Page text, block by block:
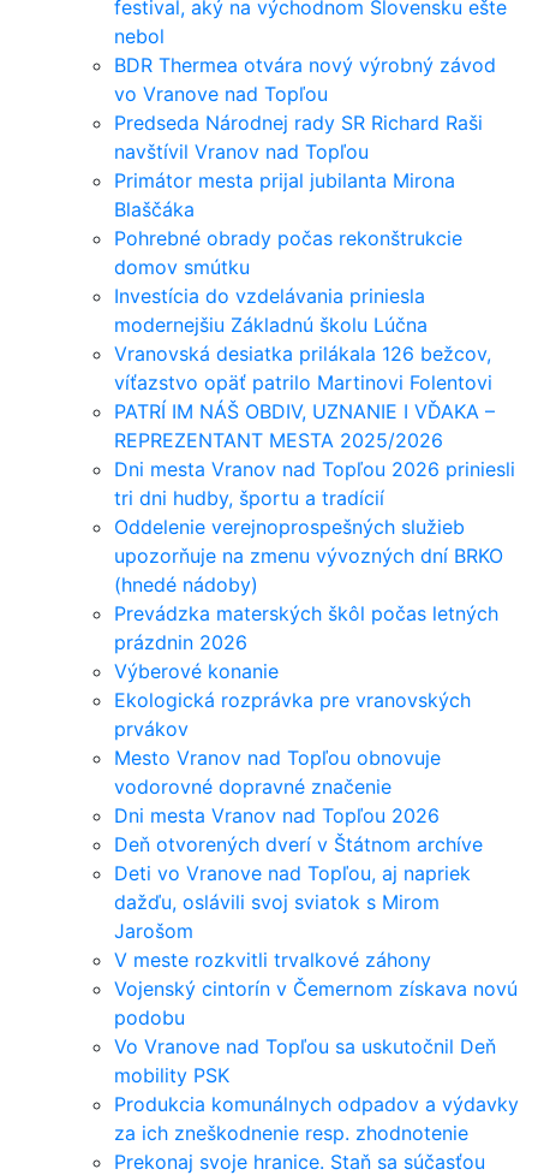
festival, aký na východnom Slovensku ešte
nebol
BDR Thermea otvára nový výrobný závod
vo Vranove nad Topľou
Predseda Národnej rady SR Richard Raši
navštívil Vranov nad Topľou
Primátor mesta prijal jubilanta Mirona
Blaščáka
Pohrebné obrady počas rekonštrukcie
domov smútku
Investícia do vzdelávania priniesla
modernejšiu Základnú školu Lúčna
Vranovská desiatka prilákala 126 bežcov,
víťazstvo opäť patrilo Martinovi Folentovi
PATRÍ IM NÁŠ OBDIV, UZNANIE I VĎAKA –
REPREZENTANT MESTA 2025/2026
Dni mesta Vranov nad Topľou 2026 priniesli
tri dni hudby, športu a tradícií
Oddelenie verejnoprospešných služieb
upozorňuje na zmenu vývozných dní BRKO
(hnedé nádoby)
Prevádzka materských škôl počas letných
prázdnin 2026
Výberové konanie
Ekologická rozprávka pre vranovských
prvákov
Mesto Vranov nad Topľou obnovuje
vodorovné dopravné značenie
Dni mesta Vranov nad Topľou 2026
Deň otvorených dverí v Štátnom archíve
Deti vo Vranove nad Topľou, aj napriek
dažďu, oslávili svoj sviatok s Mirom
Jarošom
V meste rozkvitli trvalkové záhony
Vojenský cintorín v Čemernom získava novú
podobu
Vo Vranove nad Topľou sa uskutočnil Deň
mobility PSK
Produkcia komunálnych odpadov a výdavky
za ich zneškodnenie resp. zhodnotenie
Prekonaj svoje hranice. Staň sa súčasťou